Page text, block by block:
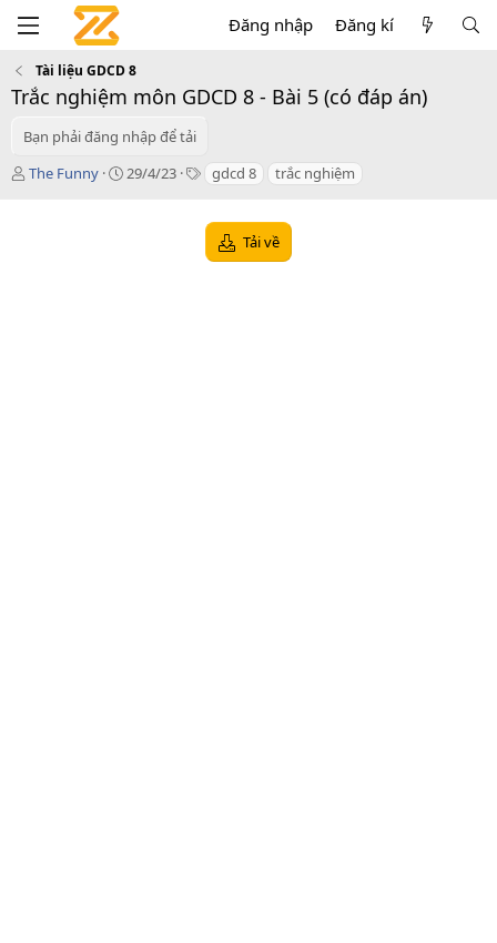
Đăng nhập Đăng kí
Tài liệu GDCD 8
Trắc nghiệm môn GDCD 8 - Bài 5 (có đáp án)
Bạn phải đăng nhập để tải
T
The Funny
C
29/4/23
T
s
gdcd 8 trắc nghiệm
Tải về